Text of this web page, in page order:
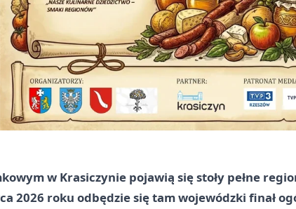
w Krasiczynie pojawią się stoły pełne
2026 roku odbędzie się tam wojewódzki finał